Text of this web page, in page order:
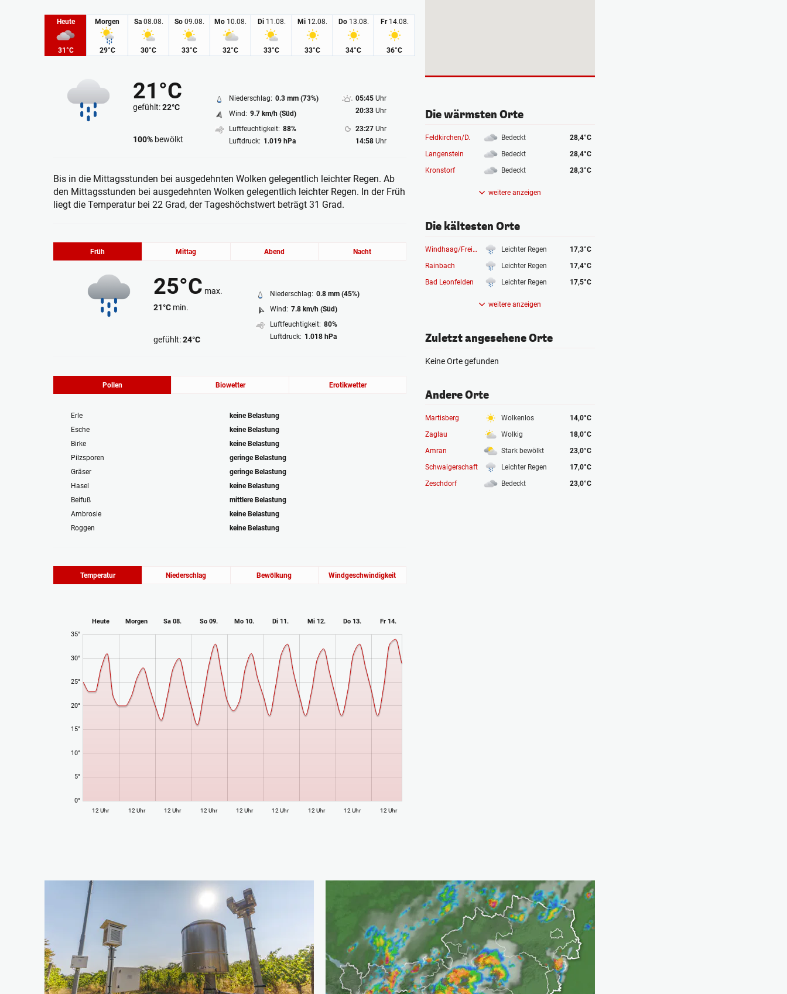
Heute
31°C
Morgen
29°C
Sa08.08.
30°C
So 09.08.
33°C
Mo 10.08.
32°C
Di11.08.
33°C
Mi 12.08.
33°C
Do13.08.
34°C
Fr14.08.
36°C
21°C
gefühlt:22°C
100% bewölkt
Niederschlag: 0.3 mm (73%)
Wind: 9.7 km/h (Süd)
Luftfeuchtigkeit: 88%
Luftdruck: 1.019 hPa
05:45 Uhr
20:33 Uhr
23:27 Uhr
14:58 Uhr
Bis in die Mittagsstunden bei ausgedehnten Wolken gelegentlich leichter Regen. Ab
den Mittagsstunden bei ausgedehnten Wolken gelegentlich leichter Regen. In der Früh
liegt die Temperatur bei 22 Grad, der Tageshöchstwert beträgt 31 Grad.
Früh Mittag Abend Nacht
25°Cmax.
21°C min.
gefühlt:24°C
Niederschlag: 0.8 mm (45%)
Wind: 7.8 km/h (Süd)
Luftfeuchtigkeit: 80%
Luftdruck: 1.018 hPa
Pollen Biowetter Erotikwetter
Erle
keine Belastung
Esche
keine Belastung
Birke
keine Belastung
Pilzsporen
geringe Belastung
Gräser
geringe Belastung
Hasel
keine Belastung
Beifuß
mittlere Belastung
Ambrosie
keine Belastung
Roggen
keine Belastung
Temperatur Niederschlag Bewölkung Windgeschwindigkeit
Heute Morgen Sa 08. So 09. Mo 10. Di 11. Mi 12. Do 13. Fr 14.
0°
5°
10°
15°
20°
25°
30°
35°
12 Uhr 12 Uhr 12 Uhr 12 Uhr 12 Uhr 12 Uhr 12 Uhr 12 Uhr 12 Uhr
Die wärmsten Orte
Feldkirchen/D. Bedeckt
28,4°C
Langenstein
Bedeckt
28,4°C
Kronstorf
Bedeckt 28,3°C
weitere anzeigen
Die kältesten Orte
Windhaag/Freistadt Leichter Regen
17,3°C
Rainbach
Leichter Regen
17,4°C
Bad Leonfelden
Leichter Regen 17,5°C
weitere anzeigen
Zuletzt angesehene Orte
Keine Orte gefunden
Andere Orte
Martisberg Wolkenlos
14,0°C
Zaglau
Wolkig
18,0°C
Amran
Stark bewölkt
23,0°C
Schwaigerschaft
Leichter Regen
17,0°C
Zeschdorf
Bedeckt 23,0°C